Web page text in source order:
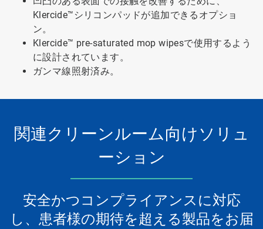
Klercide™シリコンパッドが追加できるオプショ
ン。
Klercide™ pre-saturated mop wipesで使用するよう
に設計されています。
ガンマ線照射済み。
関連クリーンルーム向けソリュ
ーション
安全かつコンプライアンスに対応
し、患者様の期待を超える製品をお届